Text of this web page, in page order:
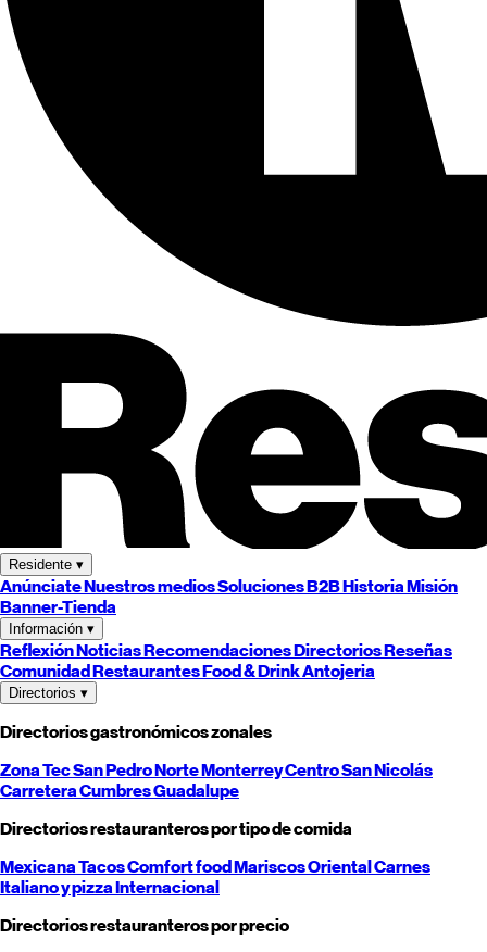
Residente ▾
AnúnciateNuestros mediosSoluciones B2BHistoriaMisión
Banner-Tienda
Información ▾
ReflexiónNoticiasRecomendacionesDirectoriosReseñas
ComunidadRestaurantesFood & DrinkAntojeria
Directorios ▾
Directorios gastronómicos zonales
Zona TecSan PedroNorteMonterreyCentroSan Nicolás
CarreteraCumbresGuadalupe
Directorios restauranteros por tipo de comida
MexicanaTacosComfort foodMariscosOrientalCarnes
Italiano y pizzaInternacional
Directorios restauranteros por precio